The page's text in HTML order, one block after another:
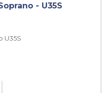
- U35S
U35S